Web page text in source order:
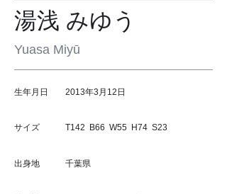
​湯浅 みゆう
​Yuasa Miyū
生年月日 2013年3月12日
サイズ T142 B66 W55 H74 S23
出身地 千葉県